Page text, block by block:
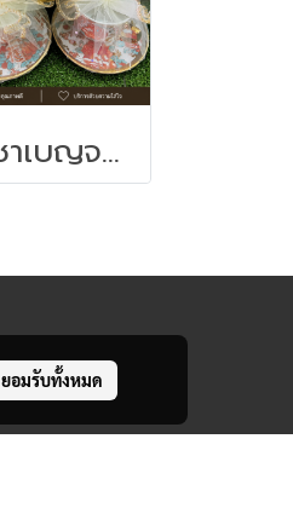
ชุดถ้วยน้ำชาเบญจรงค์จานรอง - ของชำร่วยงานศพ
ยอมรับทั้งหมด